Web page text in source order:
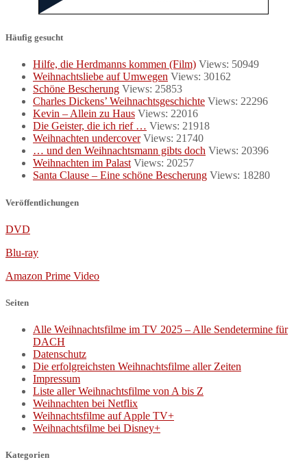
Häufig gesucht
Hilfe, die Herdmanns kommen (Film) Views: 50949
Weihnachtsliebe auf Umwegen Views: 30162
Schöne Bescherung Views: 25853
Charles Dickens’ Weihnachtsgeschichte Views: 22296
Kevin – Allein zu Haus Views: 22016
Die Geister, die ich rief … Views: 21918
Weihnachten undercover Views: 21740
… und den Weihnachtsmann gibts doch Views: 20396
Weihnachten im Palast Views: 20257
Santa Clause – Eine schöne Bescherung Views: 18280
Veröffentlichungen
DVD
Blu-ray
Amazon Prime Video
Seiten
Alle Weihnachtsfilme im TV 2025 – Alle Sendetermine für
DACH
Datenschutz
Die erfolgreichsten Weihnachtsfilme aller Zeiten
Impressum
Liste aller Weihnachtsfilme von A bis Z
Weihnachten bei Netflix
Weihnachtsfilme auf Apple TV+
Weihnachtsfilme bei Disney+
Kategorien